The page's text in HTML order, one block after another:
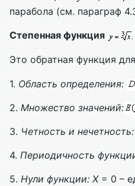
парабола (см. параграф
Степенная функция
Это обратная функция для
1. Область определения:
2. Множество значений:
3. Четность и нечетность:
4. Периодичность
5. Нули функции: X= 0 –